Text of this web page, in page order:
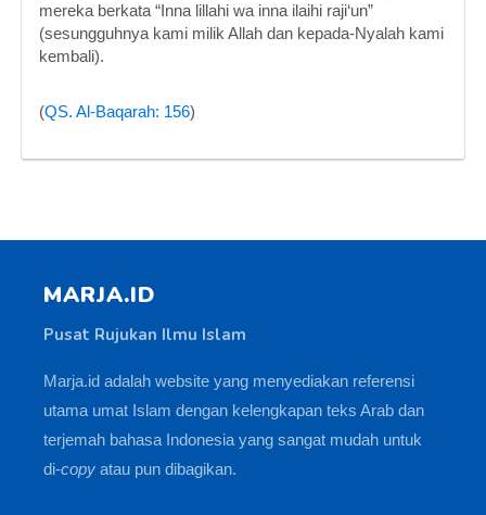
mereka berkata “Inna lillahi wa inna ilaihi raji‘un”
(sesungguhnya kami milik Allah dan kepada-Nyalah kami
kembali).
(QS. Al-Baqarah: 156)
MARJA.ID
Pusat Rujukan Ilmu Islam
Marja.id adalah website yang menyediakan referensi
utama umat Islam dengan kelengkapan teks Arab dan
terjemah bahasa Indonesia yang sangat mudah untuk
di-copy atau pun dibagikan.